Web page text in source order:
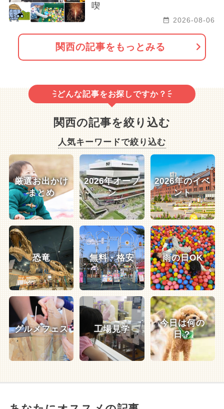
喫
2026-08-06
関西の記事をもっとみる
どんな記事をお探しですか？
関西の記事を絞り込む
人気キーワードで絞り込む
厳選お出かけ
まとめ
2026年オープ
ン
2026年のイベ
ント
恐竜 無料・格安 雨の日OK
グルメフェス 工場見学
今日は何の
日？